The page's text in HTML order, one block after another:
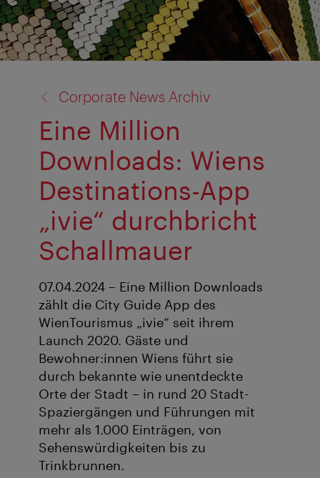
Corporate News Archiv
Eine Million
Downloads: Wiens
Destinations-App
„ivie“ durchbricht
Schallmauer
07.04.2024 – Eine Million Downloads
zählt die City Guide App des
WienTourismus „ivie“ seit ihrem
Launch 2020. Gäste und
Bewohner:innen Wiens führt sie
durch bekannte wie unentdeckte
Orte der Stadt – in rund 20 Stadt-
Spaziergängen und Führungen mit
mehr als 1.000 Einträgen, von
Sehenswürdigkeiten bis zu
Trinkbrunnen.